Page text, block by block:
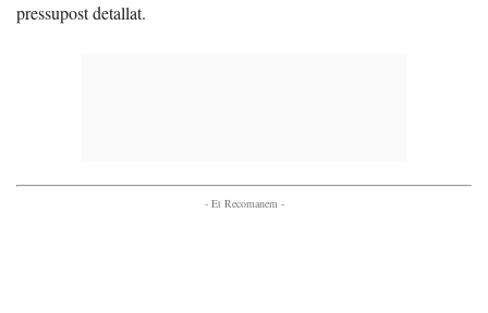
pressupost detallat.
- Et Recomanem -